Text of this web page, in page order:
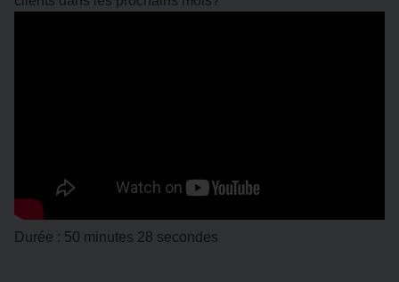
Durée : 50 minutes 28 secondes